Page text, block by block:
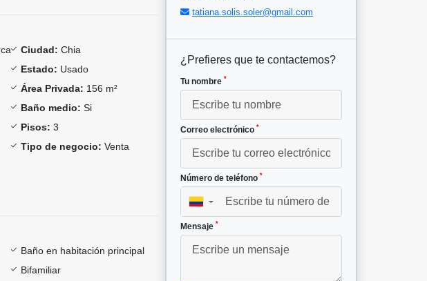
Ciudad: Chia
Estado: Usado
Área Privada: 156 m²
Baño medio: Si
Pisos: 3
Tipo de negocio: Venta
Baño en habitación principal
Bifamiliar
tatiana.solis.soler@gmail.com
¿Prefieres que te contactemos?
Tu nombre *
Correo electrónico *
Número de teléfono *
▼
Mensaje *